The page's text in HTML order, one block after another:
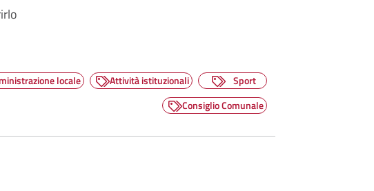
locale Attività istituzionali
Sport
Consiglio Comunale